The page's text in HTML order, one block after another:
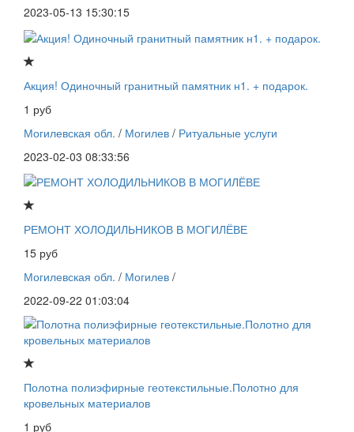
2023-05-13 15:30:15
Акция! Одиночный гранитный памятник н1. + подарок.
1 руб
Могилевская обл. / Могилев / Ритуальные услуги
2023-02-03 08:33:56
РЕМОНТ ХОЛОДИЛЬНИКОВ В МОГИЛЁВЕ
15 руб
Могилевская обл. / Могилев /
2022-09-22 01:03:04
Полотна полиэфирные геотекстильные.Полотно для
кровельных материалов
1 руб